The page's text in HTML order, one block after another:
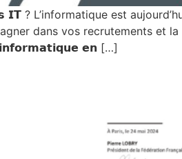
? L’informatique est
dans vos recrutements et
𝗲𝗻 […]